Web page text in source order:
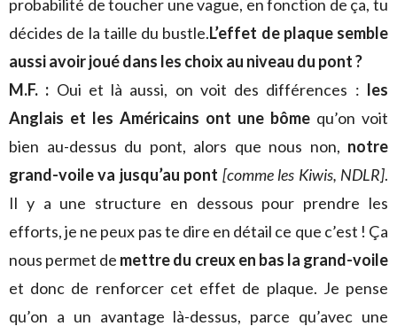
probabilité de toucher une vague, en fonction de ça, tu
décides de la taille du bustle.L’effet de plaque semble
aussi avoir joué dans les choix au niveau du pont ?
M.F. : Oui et là aussi, on voit des différences : les
Anglais et les Américains ont une bôme qu’on voit
bien au-dessus du pont, alors que nous non, notre
grand-voile va jusqu’au pont [comme les Kiwis, NDLR].
Il y a une structure en dessous pour prendre les
efforts, je ne peux pas te dire en détail ce que c’est ! Ça
nous permet de mettre du creux en bas la grand-voile
et donc de renforcer cet effet de plaque. Je pense
qu’on a un avantage là-dessus, parce qu’avec une